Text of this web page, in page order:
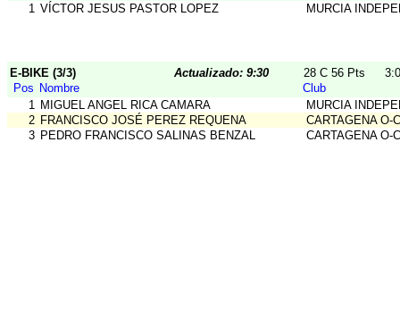
1 VÍCTOR JESUS PASTOR LOPEZ MURCIA
E-BIKE (3/3) Actualizado: 9:30 28 C 56 Pts
Pos Nombre
Club
1 MIGUEL ANGEL RICA CAMARA
MURCIA
2 FRANCISCO JOSÉ PEREZ REQUENA
CARTAGENA O-
3 PEDRO FRANCISCO SALINAS BENZAL CARTAGENA O-